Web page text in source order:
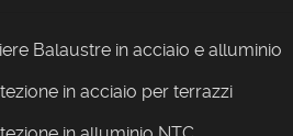
Balaustre in acciaio e alluminio
in acciaio per terrazzi